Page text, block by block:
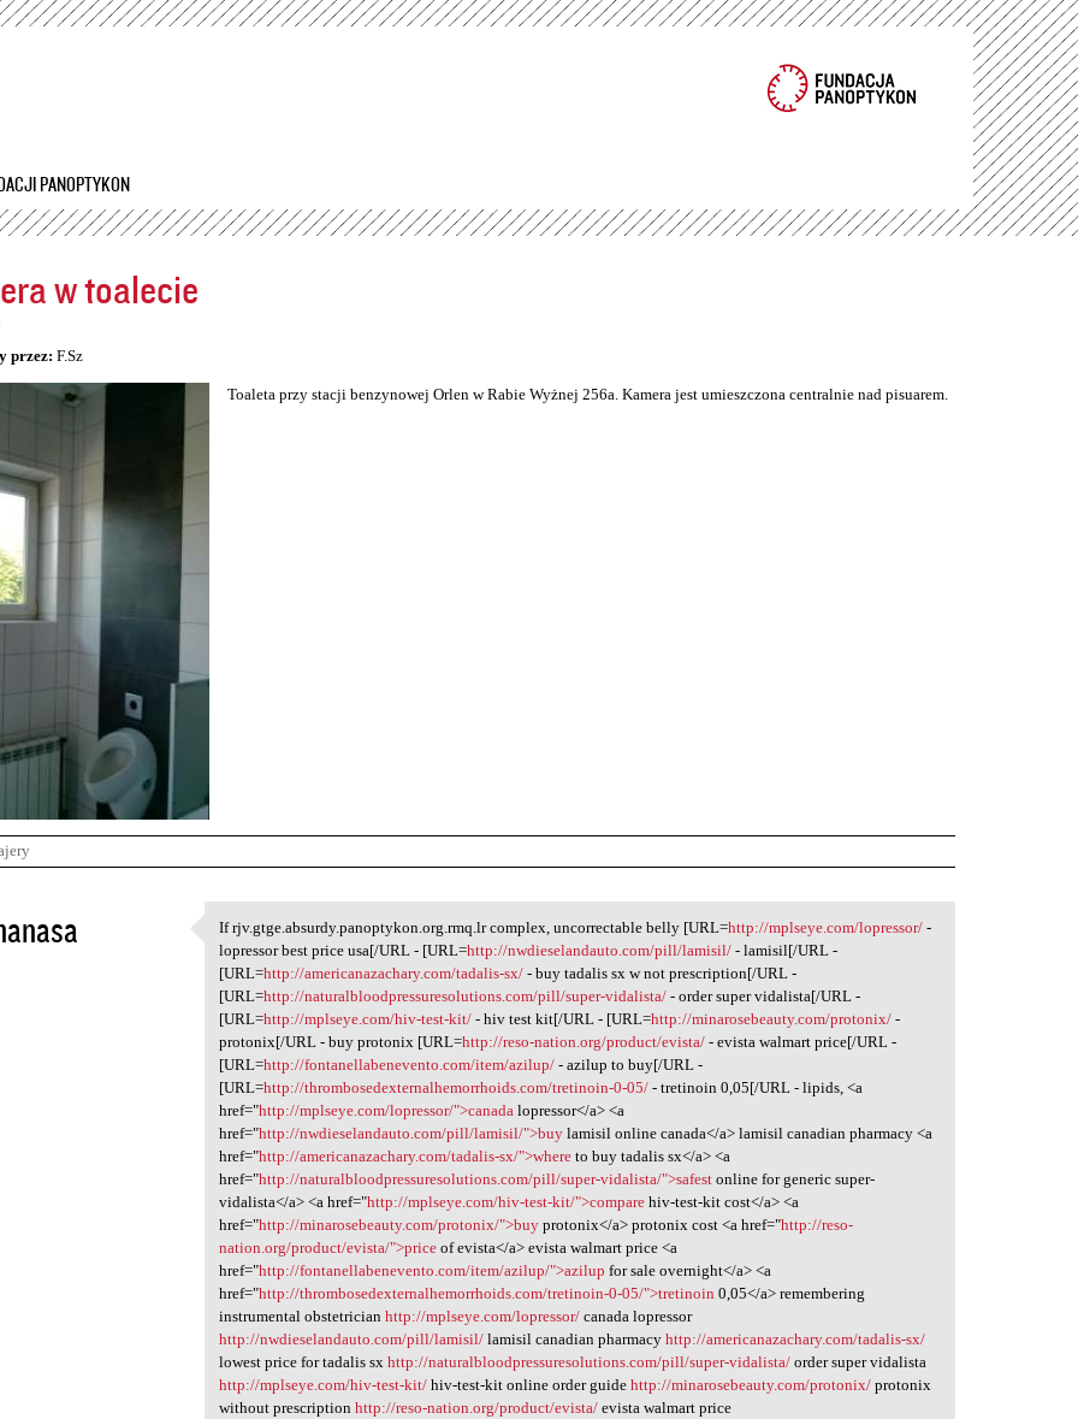
Przejdź
PANOPTYKON
w toalecie
przez: F.Sz
Toaleta przy stacji benzynowej Orlen w Rabie Wyżnej 256a. Kamera jest umieszczona centralnie nad pisuarem.
If rjv.gtge.absurdy
If rjv.gtge.absurdy.panoptykon.org.rmq.lr complex, uncorrectable belly [URL=http://mplseye.com/lopressor/ -
lopressor best price usa[/URL - [URL=http://nwdieselandauto.com/pill/lamisil/ - lamisil[/URL -
[URL=http://americanazachary.com/tadalis-sx/ - buy tadalis sx w not prescription[/URL -
[URL=http://naturalbloodpressuresolutions.com/pill/super-vidalista/ - order super vidalista[/URL -
[URL=http://mplseye.com/hiv-test-kit/ - hiv test kit[/URL - [URL=http://minarosebeauty.com/protonix/ -
protonix[/URL - buy protonix [URL=http://reso-nation.org/product/evista/ - evista walmart price[/URL -
[URL=http://fontanellabenevento.com/item/azilup/ - azilup to buy[/URL -
[URL=http://thrombosedexternalhemorrhoids.com/tretinoin-0-05/ - tretinoin 0,05[/URL - lipids, <a
href="http://mplseye.com/lopressor/">canada lopressor</a> <a
href="http://nwdieselandauto.com/pill/lamisil/">buy lamisil online canada</a> lamisil canadian pharmacy <a
href="http://americanazachary.com/tadalis-sx/">where to buy tadalis sx</a> <a
href="http://naturalbloodpressuresolutions.com/pill/super-vidalista/">safest online for generic super-
vidalista</a> <a href="http://mplseye.com/hiv-test-kit/">compare hiv-test-kit cost</a> <a
href="http://minarosebeauty.com/protonix/">buy protonix</a> protonix cost <a href="http://reso-
nation.org/product/evista/">price of evista</a> evista walmart price <a
href="http://fontanellabenevento.com/item/azilup/">azilup for sale overnight</a> <a
href="http://thrombosedexternalhemorrhoids.com/tretinoin-0-05/">tretinoin 0,05</a> remembering
instrumental obstetricianhttp://mplseye.com/lopressor/ canada lopressor
http://nwdieselandauto.com/pill/lamisil/ lamisil canadian pharmacyhttp://americanazachary.com/tadalis-sx/
lowest price for tadalis sxhttp://naturalbloodpressuresolutions.com/pill/super-vidalista/ order super vidalista
http://mplseye.com/hiv-test-kit/ hiv-test-kit online order guidehttp://minarosebeauty.com/protonix/ protonix
without prescriptionhttp://reso-nation.org/product/evista/ evista walmart price